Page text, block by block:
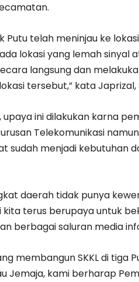
Putu telah meninjau ke
lokasi yang lemah sinyal
langsung dan
tersebut,” kata Japrizal,
upaya ini dilakukan karna
Telekomunikasi
sudah menjadi kebutuhan
daerah tidak punya
terus berupaya untuk
berbagai saluran media
membangun SKKL di tiga
Jemaja, kami berharap